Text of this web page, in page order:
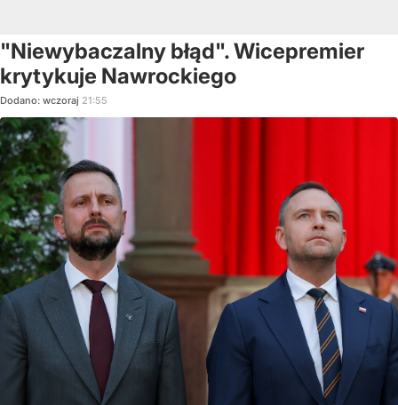
"Niewybaczalny błąd". Wicepremier
krytykuje Nawrockiego
Dodano: wczoraj 21:55